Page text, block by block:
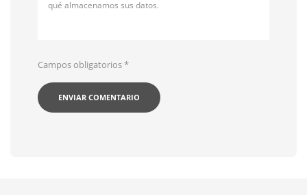
qué almacenamos sus datos.
Campos obligatorios*